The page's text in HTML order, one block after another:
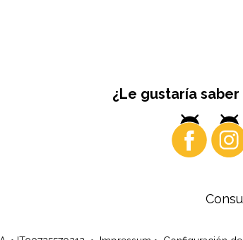
¿Le gustaría